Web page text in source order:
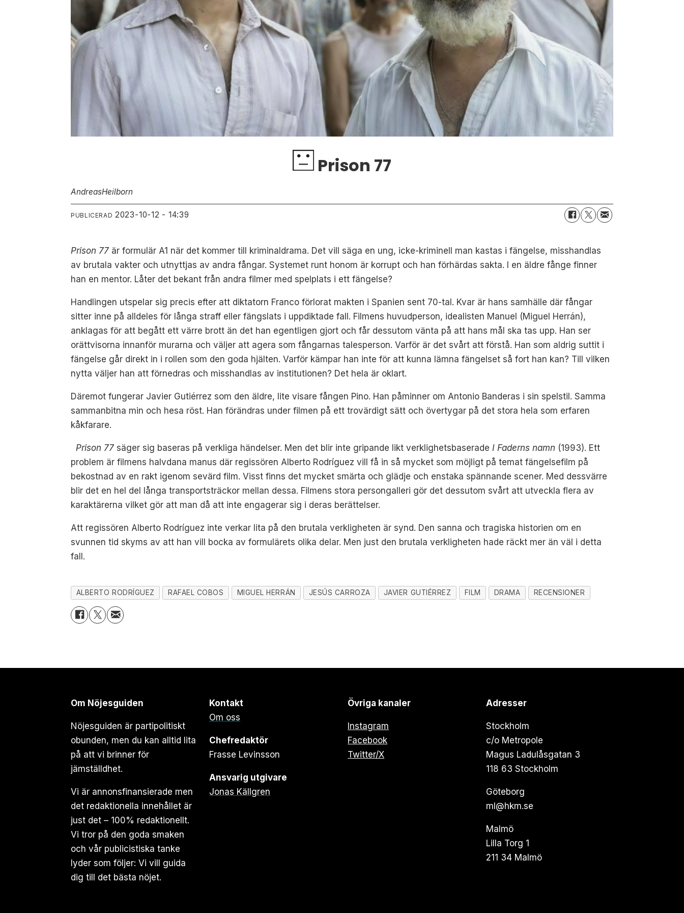
Prison 77
AndreasHeilborn
PUBLICERAD 2023-10-12 - 14:39
Prison 77 är formulär A1 när det kommer till kriminaldrama. Det vill säga en ung, icke-kriminell man kastas i fängelse, misshandlas
av brutala vakter och utnyttjas av andra fångar. Systemet runt honom är korrupt och han förhärdas sakta. I en äldre fånge finner
han en mentor. Låter det bekant från andra filmer med spelplats i ett fängelse?
Handlingen utspelar sig precis efter att diktatorn Franco förlorat makten i Spanien sent 70-tal. Kvar är hans samhälle där fångar
sitter inne på alldeles för långa straff eller fängslats i uppdiktade fall. Filmens huvudperson, idealisten Manuel (Miguel Herrán),
anklagas för att begått ett värre brott än det han egentligen gjort och får dessutom vänta på att hans mål ska tas upp. Han ser
orättvisorna innanför murarna och väljer att agera som fångarnas talesperson. Varför är det svårt att förstå. Han som aldrig suttit i
fängelse går direkt in i rollen som den goda hjälten. Varför kämpar han inte för att kunna lämna fängelset så fort han kan? Till vilken
nytta väljer han att förnedras och misshandlas av institutionen? Det hela är oklart.
Däremot fungerar Javier Gutiérrez som den äldre, lite visare fången Pino. Han påminner om Antonio Banderas i sin spelstil. Samma
sammanbitna min och hesa röst. Han förändras under filmen på ett trovärdigt sätt och övertygar på det stora hela som erfaren
kåkfarare.
Prison 77 säger sig baseras på verkliga händelser. Men det blir inte gripande likt verklighetsbaserade I Faderns namn (1993). Ett
problem är filmens halvdana manus där regissören Alberto Rodríguez vill få in så mycket som möjligt på temat fängelsefilm på
bekostnad av en rakt igenom sevärd film. Visst finns det mycket smärta och glädje och enstaka spännande scener. Med dessvärre
blir det en hel del långa transportsträckor mellan dessa. Filmens stora persongalleri gör det dessutom svårt att utveckla flera av
karaktärerna vilket gör att man då att inte engagerar sig i deras berättelser.
Att regissören Alberto Rodríguez inte verkar lita på den brutala verkligheten är synd. Den sanna och tragiska historien om en
svunnen tid skyms av att han vill bocka av formulärets olika delar. Men just den brutala verkligheten hade räckt mer än väl i detta
fall.
ALBERTO RODRÍGUEZ RAFAEL COBOS MIGUEL HERRÁN JESÚS CARROZA JAVIER GUTIÉRREZ FILM DRAMA RECENSIONER
Om Nöjesguiden
Nöjesguiden är partipolitiskt
obunden, men du kan alltid lita
på att vi brinner för
jämställdhet.
Vi är annonsfinansierade men
det redaktionella innehållet är
just det – 100% redaktionellt.
Vi tror på den goda smaken
och vår publicistiska tanke
lyder som följer: Vi vill guida
dig till det bästa nöjet.
Kontakt
Om oss
Chefredaktör
Frasse Levinsson
Ansvarig utgivare
Jonas Källgren
Övriga kanaler
Instagram
Facebook
Twitter/X
Adresser
Stockholm
c/o Metropole
Magus Ladulåsgatan 3
118 63 Stockholm
Göteborg
ml@hkm.se
Malmö
Lilla Torg 1
211 34 Malmö